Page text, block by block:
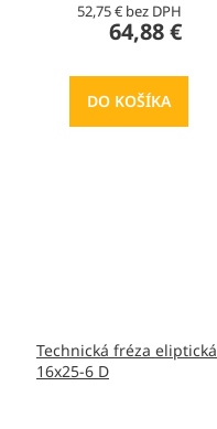
52,75 € bez DPH
64,88 €
DO KOŠÍKA
Technická fréza eliptická
16x25-6 D